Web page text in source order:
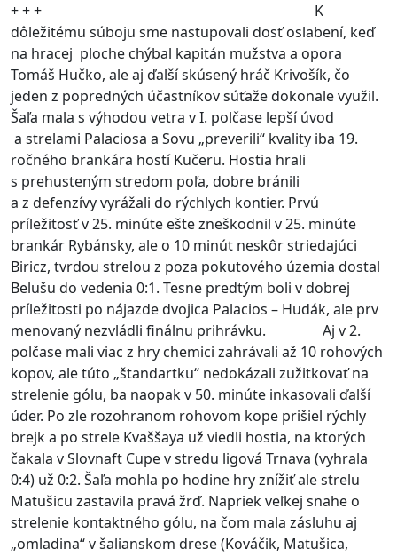
+ + + K
dôležitému súboju sme nastupovali dosť oslabení, keď
na hracej ploche chýbal kapitán mužstva a opora
Tomáš Hučko, ale aj ďalší skúsený hráč Krivošík, čo
jeden z popredných účastníkov súťaže dokonale využil.
Šaľa mala s výhodou vetra v I. polčase lepší úvod
a strelami Palaciosa a Sovu „preverili“ kvality iba 19.
ročného brankára hostí Kučeru. Hostia hrali
s prehusteným stredom poľa, dobre bránili
a z defenzívy vyrážali do rýchlych kontier. Prvú
príležitosť v 25. minúte ešte zneškodnil v 25. minúte
brankár Rybánsky, ale o 10 minút neskôr striedajúci
Biricz, tvrdou strelou z poza pokutového územia dostal
Belušu do vedenia 0:1. Tesne predtým boli v dobrej
príležitosti po nájazde dvojica Palacios – Hudák, ale prv
menovaný nezvládli finálnu prihrávku. Aj v 2.
polčase mali viac z hry chemici zahrávali až 10 rohových
kopov, ale túto „štandartku“ nedokázali zužitkovať na
strelenie gólu, ba naopak v 50. minúte inkasovali ďalší
úder. Po zle rozohranom rohovom kope prišiel rýchly
brejk a po strele Kvaššaya už viedli hostia, na ktorých
čakala v Slovnaft Cupe v stredu ligová Trnava (vyhrala
0:4) už 0:2. Šaľa mohla po hodine hry znížiť ale strelu
Matušicu zastavila pravá žrď. Napriek veľkej snahe o
strelenie kontaktného gólu, na čom mala zásluhu aj
„omladina“ v šalianskom drese (Kováčik, Matušica,